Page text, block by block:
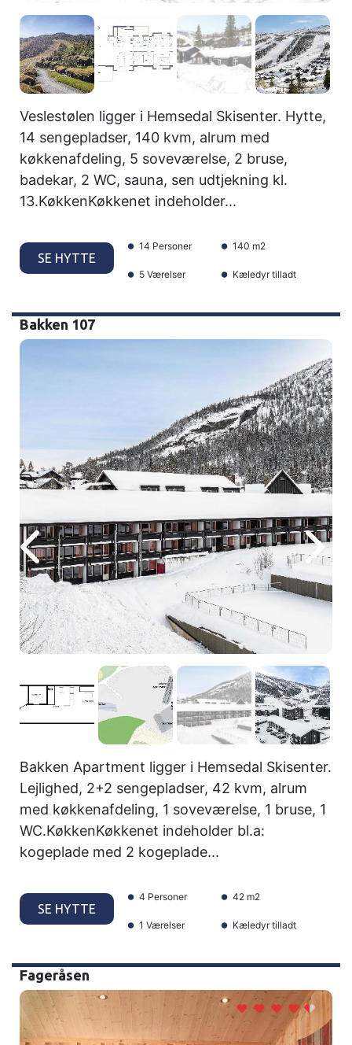
Veslestølen ligger i Hemsedal Skisenter. Hytte,
14 sengepladser, 140 kvm, alrum med
køkkenafdeling, 5 soveværelse, 2 bruse,
badekar, 2 WC, sauna, sen udtjekning kl.
13.KøkkenKøkkenet indeholder...
SE HYTTE
14 Personer 140 m2
5 Værelser Kæledyr tilladt
Bakken 107
Bakken Apartment ligger i Hemsedal Skisenter.
Lejlighed, 2+2 sengepladser, 42 kvm, alrum
med køkkenafdeling, 1 soveværelse, 1 bruse, 1
WC.KøkkenKøkkenet indeholder bl.a:
kogeplade med 2 kogeplade...
SE HYTTE
4 Personer 42 m2
1 Værelser Kæledyr tilladt
Fageråsen